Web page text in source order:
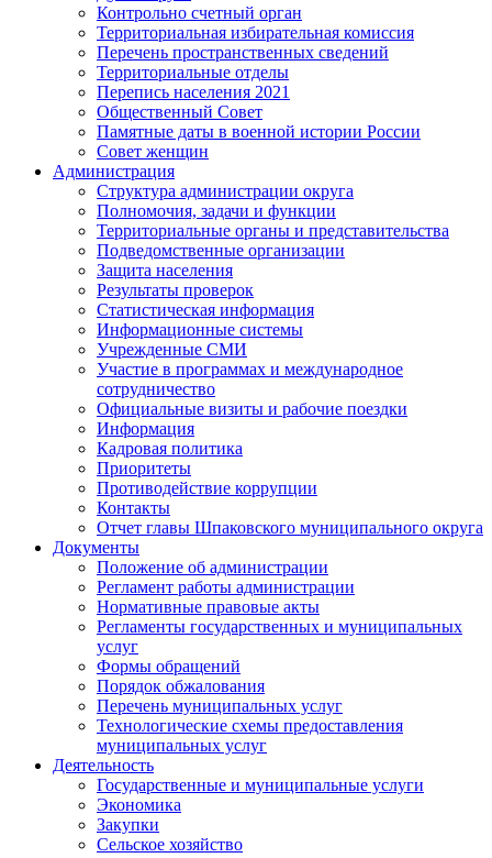
Контрольно счетный орган
Территориальная избирательная комиссия
Перечень пространственных сведений
Территориальные отделы
Перепись населения 2021
Общественный Совет
Памятные даты в военной истории России
Совет женщин
Администрация
Структура администрации округа
Полномочия, задачи и функции
Территориальные органы и представительства
Подведомственные организации
Защита населения
Результаты проверок
Статистическая информация
Информационные системы
Учрежденные СМИ
Участие в программах и международное
сотрудничество
Официальные визиты и рабочие поездки
Информация
Кадровая политика
Приоритеты
Противодействие коррупции
Контакты
Отчет главы Шпаковского муниципального округа
Документы
Положение об администрации
Регламент работы администрации
Нормативные правовые акты
Регламенты государственных и муниципальных
услуг
Формы обращений
Порядок обжалования
Перечень муниципальных услуг
Технологические схемы предоставления
муниципальных услуг
Деятельность
Государственные и муниципальные услуги
Экономика
Закупки
Сельское хозяйство